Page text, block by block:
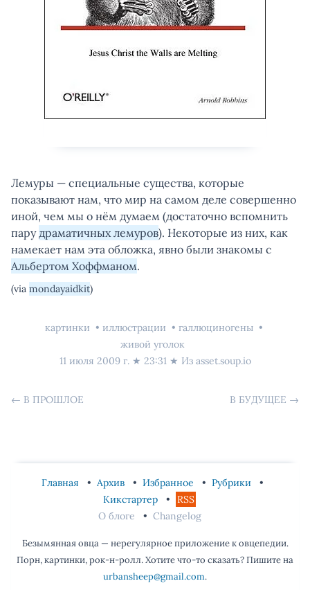
Лемуры — специальные существа, которые
показывают нам, что мир на самом деле совершенно
иной, чем мы о нём думаем (достаточно вспомнить
парудраматичных лемуров). Некоторые из них, как
намекает нам эта обложка, явно были знакомы с
Альбертом Хоффманом.
(via mondayaidkit)
картинки иллюстрации
галлюциногены
живой уголок
11 июля 2009 г.★ 23:31★ Из asset.soup.io
← В ПРОШЛОЕ В БУДУЩЕЕ →
Главная Архив Избранное
Рубрики
Кикстартер
RSS
О блоге
Changelog
Безымянная овца — нерегулярное приложение к овцепедии.
Порн, картинки, рок-н-ролл. Хотите что-то сказать? Пишите на
urbansheep@gmail.com.